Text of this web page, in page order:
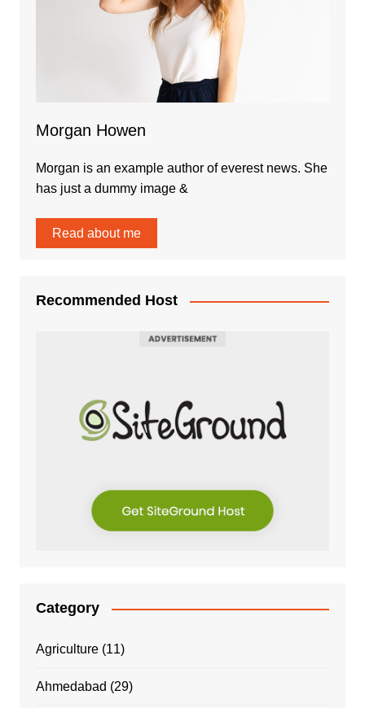
Morgan Howen
Morgan is an example author of everest news. She
has just a dummy image &
Read about me
Recommended Host
Category
Agriculture(11)
Ahmedabad (29)